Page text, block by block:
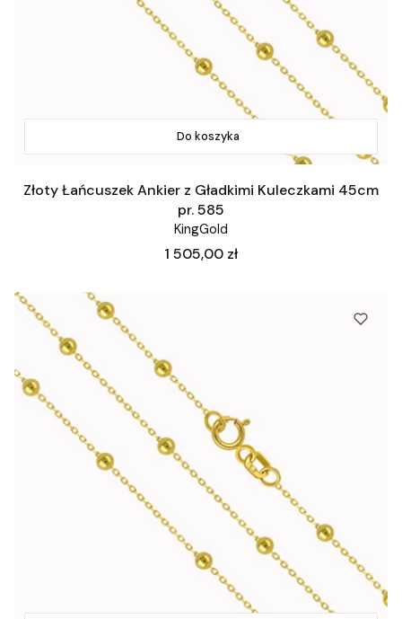
Do koszyka
Złoty Łańcuszek Ankier z Gładkimi Kuleczkami 45cm
pr. 585
KingGold
Cena
1 505,00 zł